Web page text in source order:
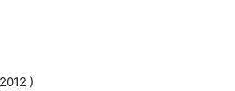
)